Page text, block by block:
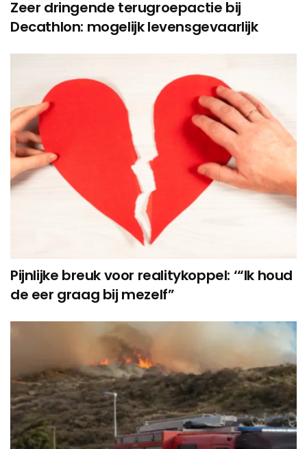
Zeer dringende terugroepactie bij
Decathlon: mogelijk levensgevaarlijk
Pijnlijke breuk voor realitykoppel: ‘“Ik houd
de eer graag bij mezelf”